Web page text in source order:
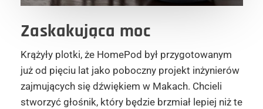
Zaskakująca moc
Krążyły plotki, że HomePod był przygotowanym
już od pięciu lat jako poboczny projekt inżynierów
zajmujących się dźwiękiem w Makach. Chcieli
stworzyć głośnik, który będzie brzmiał lepiej niż te